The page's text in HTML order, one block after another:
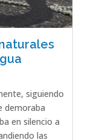
siguiendo
demoraba
en silencio a
las